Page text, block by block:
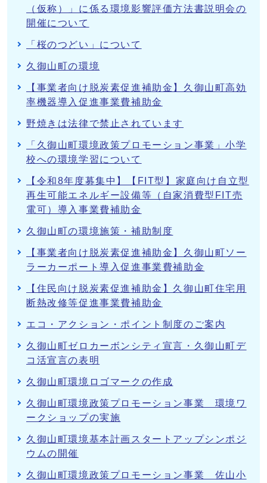
（仮称）」に係る環境影響評価方法書説明会の
開催について
「桜のつどい」について
久御山町の環境
【事業者向け脱炭素促進補助金】久御山町高効
率機器導入促進事業費補助金
野焼きは法律で禁止されています
「久御山町環境政策プロモーション事業」小学
校への環境学習について
【令和8年度募集中】【FIT型】家庭向け自立型
再生可能エネルギー設備等（自家消費型FIT売
電可）導入事業費補助金
久御山町の環境施策・補助制度
【事業者向け脱炭素促進補助金】久御山町ソー
ラーカーポート導入促進事業費補助金
【住民向け脱炭素促進補助金】久御山町住宅用
断熱改修等促進事業費補助金
エコ・アクション・ポイント制度のご案内
久御山町ゼロカーボンシティ宣言・久御山町デ
コ活宣言の表明
久御山町環境ロゴマークの作成
久御山町環境政策プロモーション事業 環境ワ
ークショップの実施
久御山町環境基本計画スタートアップシンポジ
ウムの開催
久御山町環境政策プロモーション事業 佐山小